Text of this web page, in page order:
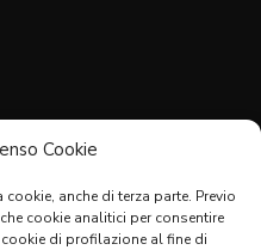
Cookie
anche di terza parte. Previo
cookie analitici per consentire
di profilazione al fine di